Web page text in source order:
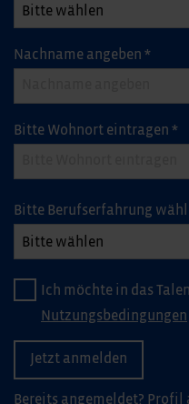
Nachname angeben *
Bitte Wohnort eintragen *
Bitte Berufserfahrung
Ich möchte in das
Nutzungsbedingungen
Bereits angemeldet? Profil